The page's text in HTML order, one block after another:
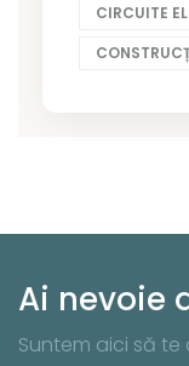
CIRCUITE
Ai nevoie
Suntem aici să te